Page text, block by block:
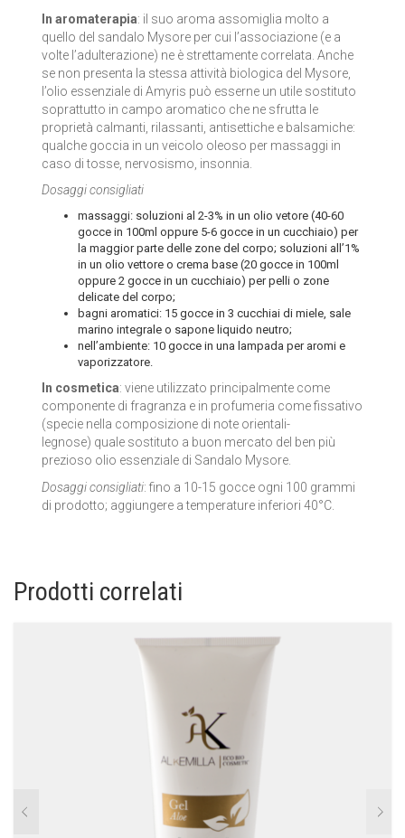
In aromaterapia: il suo aroma assomiglia molto a
quello del sandalo Mysore per cui l’associazione (e a
volte l’adulterazione) ne è strettamente correlata. Anche
se non presenta la stessa attività biologica del Mysore,
l’olio essenziale di Amyris può esserne un utile sostituto
soprattutto in campo aromatico che ne sfrutta le
proprietà calmanti, rilassanti, antisettiche e balsamiche:
qualche goccia in un veicolo oleoso per massaggi in
caso di tosse, nervosismo, insonnia.
Dosaggi consigliati
massaggi: soluzioni al 2-3% in un olio vetore (40-60
gocce in 100ml oppure 5-6 gocce in un cucchiaio) per
la maggior parte delle zone del corpo; soluzioni all’1%
in un olio vettore o crema base (20 gocce in 100ml
oppure 2 gocce in un cucchiaio) per pelli o zone
delicate del corpo;
bagni aromatici: 15 gocce in 3 cucchiai di miele, sale
marino integrale o sapone liquido neutro;
nell’ambiente: 10 gocce in una lampada per aromi e
vaporizzatore.
In cosmetica: viene utilizzato principalmente come
componente di fragranza e in profumeria come fissativo
(specie nella composizione di note orientali-
legnose) quale sostituto a buon mercato del ben più
prezioso olio essenziale di Sandalo Mysore.
Dosaggi consigliati: fino a 10-15 gocce ogni 100 grammi
di prodotto; aggiungere a temperature inferiori 40°C.
Prodotti correlati